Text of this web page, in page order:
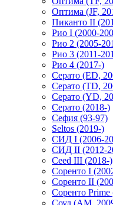
Оптима (JF,
Пиканто II
Рио I (2000-
Рио 2 (2005-
Рио 3 (2011-
Рио 4 (2017-)
Серато (ED,
Серато (TD,
Серато (YD,
Серато (2018-)
Сефия (93-97)
Seltos (2019-)
СИД I (2006-
СИД II (2012-
Ceed III (2018-)
Соренто I
Соренто II
Соренто Prime